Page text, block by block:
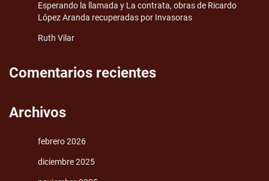
Esperando la llamada y La contrata, obras de Ricardo
López Aranda recuperadas por Invasoras
Ruth Vilar
Comentarios recientes
Archivos
febrero 2026
diciembre 2025